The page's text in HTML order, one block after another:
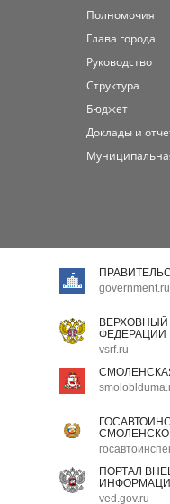
Полномочия
Глава города
Руководство
Структура
Бюджет
Доклады и
government.ru
ФЕДЕРАЦИИ
vsrf.ru
ПОРТАЛ
ved.gov.ru